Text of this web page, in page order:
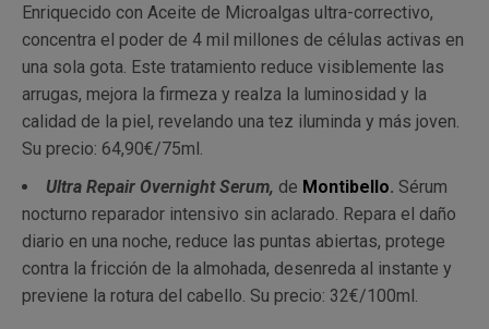
Enriquecido con Aceite de Microalgas ultra-correctivo,
concentra el poder de 4 mil millones de células activas en
una sola gota. Este tratamiento reduce visiblemente las
arrugas, mejora la firmeza y realza la luminosidad y la
calidad de la piel, revelando una tez iluminda y más joven.
Su precio: 64,90€/75ml.
Ultra Repair Overnight Serum, de Montibello. Sérum
nocturno reparador intensivo sin aclarado. Repara el daño
diario en una noche, reduce las puntas abiertas, protege
contra la fricción de la almohada, desenreda al instante y
previene la rotura del cabello. Su precio: 32€/100ml.